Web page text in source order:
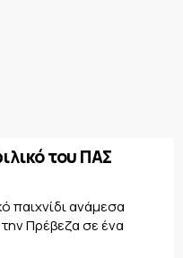
του ΠΑΣ
παιχνίδι ανάμεσα
Πρέβεζα σε ένα